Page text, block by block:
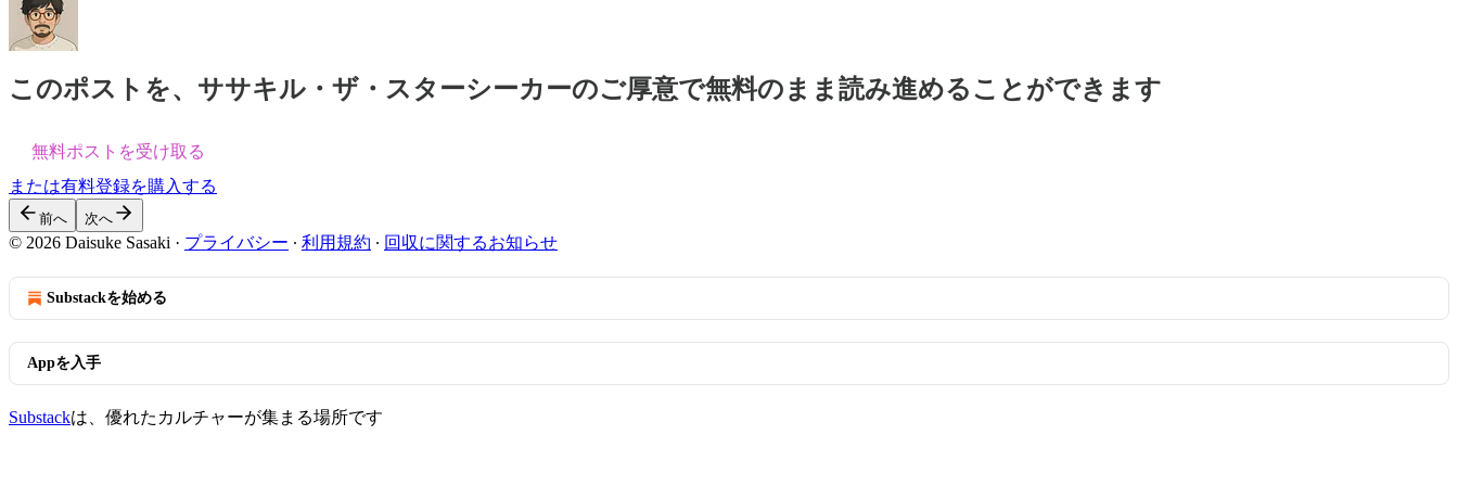
このポストを、ササキル・ザ・スターシーカーのご厚意で無料のまま読み進めることができます
無料ポストを受け取る
または有料登録を購入する
前へ 次へ
© 2026 Daisuke Sasaki · プライバシー ∙ 利用規約 ∙ 回収に関するお知らせ
Substackを始める
Appを入手
Substackは、優れたカルチャーが集まる場所です